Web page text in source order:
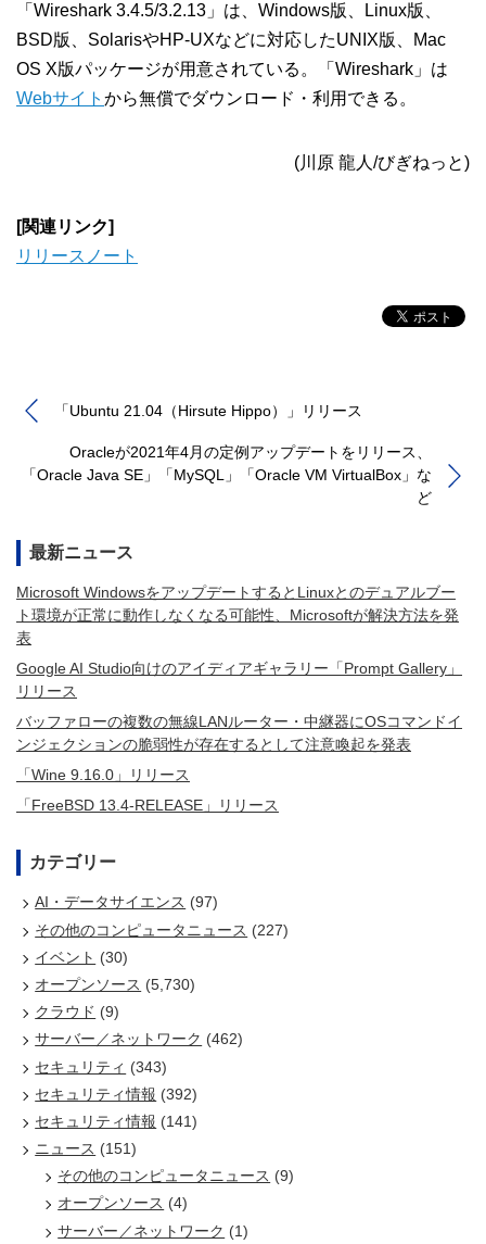
「Wireshark 3.4.5/3.2.13」は、Windows版、Linux版、
BSD版、SolarisやHP-UXなどに対応したUNIX版、Mac
OS X版パッケージが用意されている。「Wireshark」は
Webサイト から無償でダウンロード・利用できる。
(川原 龍人/びぎねっと)
[関連リンク]
リリースノート
「Ubuntu 21.04（Hirsute Hippo）」リリース
Oracleが2021年4月の定例アップデートをリリース、
「Oracle Java SE」「MySQL」「Oracle VM VirtualBox」な
ど
最新ニュース
Microsoft WindowsをアップデートするとLinuxとのデュアルブー
ト環境が正常に動作しなくなる可能性、Microsoftが解決方法を発
表
Google AI Studio向けのアイディアギャラリー「Prompt Gallery」
リリース
バッファローの複数の無線LANルーター・中継器にOSコマンドイ
ンジェクションの脆弱性が存在するとして注意喚起を発表
「Wine 9.16.0」リリース
「FreeBSD 13.4-RELEASE」リリース
カテゴリー
AI・データサイエンス (97)
その他のコンピュータニュース (227)
イベント (30)
オープンソース (5,730)
クラウド (9)
サーバー／ネットワーク (462)
セキュリティ (343)
セキュリティ情報 (392)
セキュリティ情報 (141)
ニュース (151)
その他のコンピュータニュース (9)
オープンソース (4)
サーバー／ネットワーク (1)